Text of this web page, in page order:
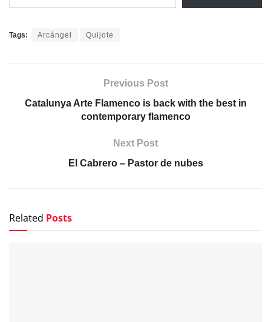
Tags: Arcángel Quijote
Previous Post
Catalunya Arte Flamenco is back with the best in
contemporary flamenco
Next Post
El Cabrero – Pastor de nubes
Related Posts